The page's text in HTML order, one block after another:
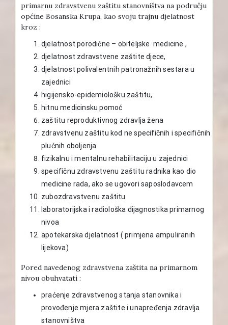
primarnu zdravstvenu zaštitu stanovništva na području
općine Bosanska Krupa, kao svoju trajnu djelatnost
kroz :
djelatnost porodične – obiteljske medicine ,
djelatnost zdravstvene zaštite djece,
djelatnost polivalentnih patronažnih sestara u
zajednici
higijensko-epidemiološku zaštitu,
hitnu medicinsku pomoć
zaštitu reproduktivnog zdravlja žena
zdravstvenu zaštitu kod ne specifičnih i specifičnih
plućnih oboljenja
fizikalnu i mentalnu rehabilitaciju u zajednici
specifičnu zdravstvenu zaštitu radnika kao dio
medicine rada, ako se ugovori saposlodavcem
zubozdravstvenu zaštitu
laboratorijska i radiološka dijagnostika primarnog
nivoa
apotekarska djelatnost ( primjena ampuliranih
lijekova)
Pored navedenog zdravstvena zaštita na primarnom
nivou obuhvatati :
praćenje zdravstvenog stanja stanovnika i
provođenje mjera zaštite i unapređenja zdravlja
stanovništva